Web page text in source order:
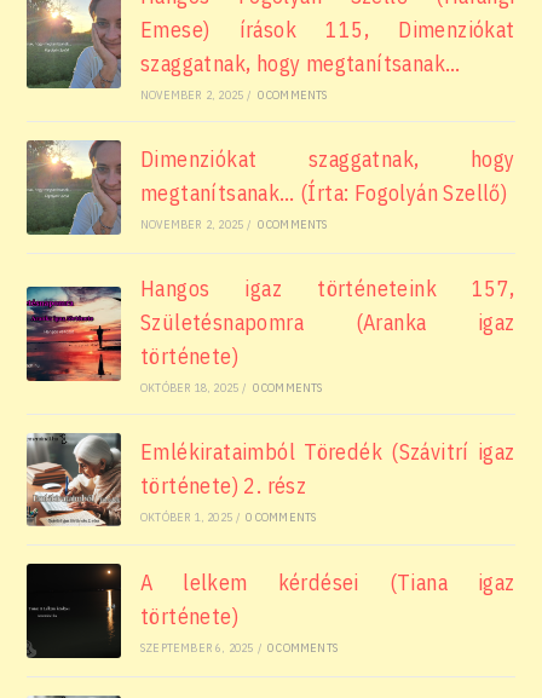
Emese) írások 115, Dimenziókat
szaggatnak, hogy megtanítsanak…
NOVEMBER 2, 2025 / 0 COMMENTS
Dimenziókat szaggatnak, hogy
megtanítsanak… (Írta: Fogolyán Szellő)
NOVEMBER 2, 2025 / 0 COMMENTS
Hangos igaz történeteink 157,
Születésnapomra (Aranka igaz
története)
OKTÓBER 18, 2025 / 0 COMMENTS
Emlékirataimból Töredék (Szávitrí igaz
története) 2. rész
OKTÓBER 1, 2025 / 0 COMMENTS
A lelkem kérdései (Tiana igaz
története)
SZEPTEMBER 6, 2025 / 0 COMMENTS